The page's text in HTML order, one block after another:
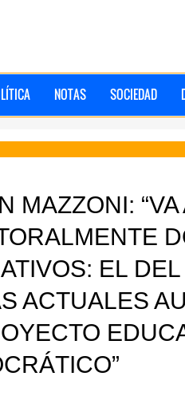
NOTAS SOCIEDAD
MAZZONI: “VA
EL
ACTUALES